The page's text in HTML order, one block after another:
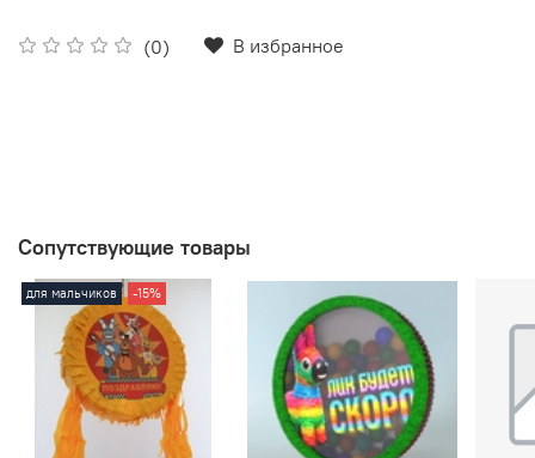
(0) В избранное
Сопутствующие товары
для мальчиков -15%